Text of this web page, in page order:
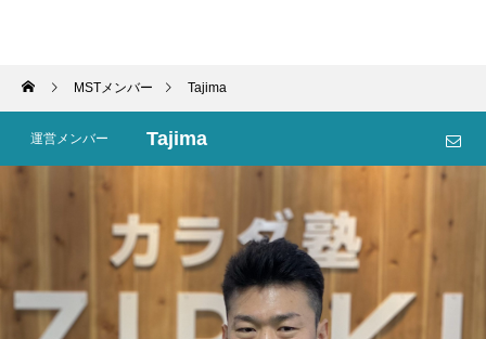
MSTメンバー Tajima
運営メンバー Tajima